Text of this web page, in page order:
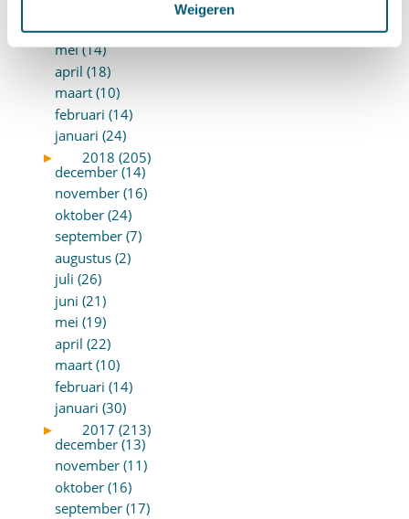
Weigeren
juni (10)
mei (14)
april (18)
maart (10)
februari (14)
januari (24)
►
2018 (205)
december (14)
november (16)
oktober (24)
september (7)
augustus (2)
juli (26)
juni (21)
mei (19)
april (22)
maart (10)
februari (14)
januari (30)
►
2017 (213)
december (13)
november (11)
oktober (16)
september (17)